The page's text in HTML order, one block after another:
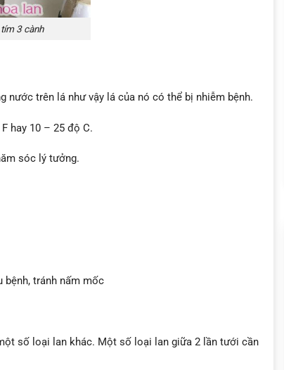
3 cành
trên lá như vậy lá của nó có thể bị nhiễm bệnh.
hay 10 – 25 độ C.
sóc lý tưởng.
bệnh, tránh nấm mốc
số loại lan khác. Một số loại lan giữa 2 lần tưới cần